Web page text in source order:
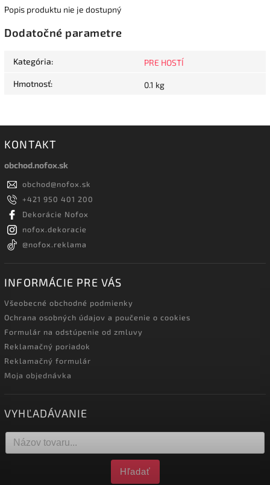
Popis produktu nie je dostupný
Dodatočné parametre
Kategória: PRE HOSTÍ
Hmotnosť: 0.1 kg
KONTAKT
obchod.nofox.sk
obchod@nofox.sk
+421 950 401 200
Dekorácie Nofox
nofox.dekoracie
@nofox.reklama
INFORMÁCIE PRE VÁS
Všeobecné obchodné podmienky
Ochrana osobných údajov a poučenie o cookies
Formulár na odstúpenie od zmluvy
Reklamačný poriadok
Reklamačný formulár
Moja objednávka
VYHĽADÁVANIE
Hľadať